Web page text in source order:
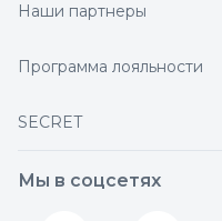
Наши партнеры
Программа лояльности
SECRET
Мы в соцсетях